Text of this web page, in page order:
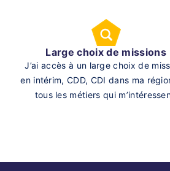
Large choix de missions
J’ai accès à un large choix de
en intérim, CDD, CDI dans ma
tous les métiers qui